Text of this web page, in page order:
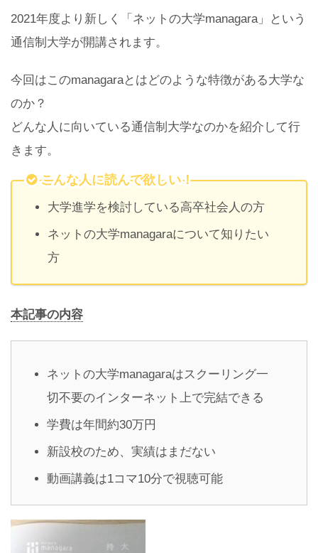
2021年度より新しく「ネットの大学managara」という
通信制大学が開講されます。
今回はこのmanagaraとはどのような特徴がある大学な
のか？
どんな人に向いている通信制大学なのかを紹介して行
きます。
こんな人に読んで欲しい！
大学進学を検討している高卒社会人の方
ネットの大学managaraについて知りたい
方
本記事の内容
ネットの大学managaraはスクーリング一
切不要のインターネット上で完結できる
学費は年間約30万円
新設校のため、実績はまだない
動画講義は1コマ10分で視聴可能